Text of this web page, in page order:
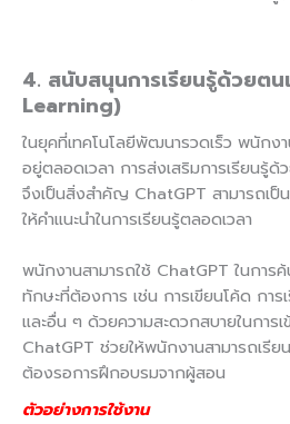
4. สนับสนุนการเรียนรู้ด้วยต
Learning)
ในยุคที่เทคโนโลยีพัฒนารวดเร็ว พนักง
อยู่ตลอดเวลา การส่งเสริมการเรียนรู้
จึงเป็นสิ่งสำคัญ ChatGPT สามารถเป็
ให้คำแนะนำในการเรียนรู้ตลอดเวลา
พนักงานสามารถใช้ ChatGPT ในการ
ทักษะที่ต้องการ เช่น การเขียนโค้ด การ
และอื่น ๆ ด้วยความสะดวกสบายในการ
ChatGPT ช่วยให้พนักงานสามารถเรีย
ต้องรอการฝึกอบรมจากผู้สอน
ตัวอย่างการใช้งาน